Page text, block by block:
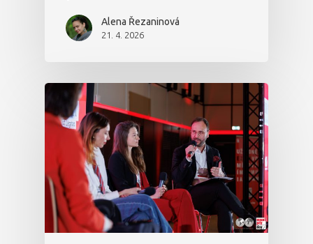
Alena Řezaninová
21. 4. 2026